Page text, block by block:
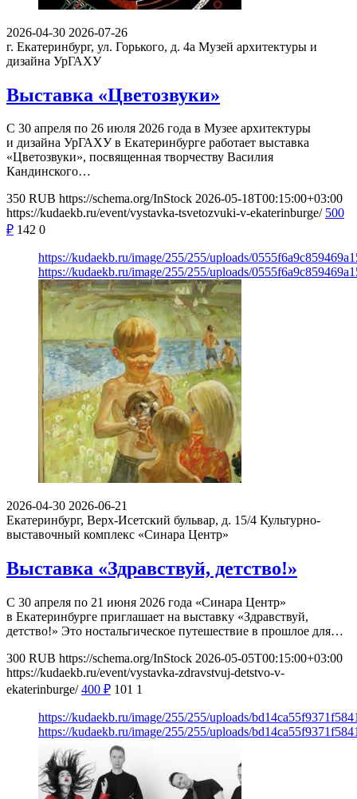
2026-04-30 2026-07-26
г. Екатеринбург, ул. Горького, д. 4а Музей архитектуры и
дизайна УрГАХУ
Выставка «Цветозвуки»
С 30 апреля по 26 июля 2026 года в Музее архитектуры
и дизайна УрГАХУ в Екатеринбурге работает выставка
«Цветозвуки», посвященная творчеству Василия
Кандинского…
350 RUB https://schema.org/InStock 2026-05-18T00:15:00+03:00
https://kudaekb.ru/event/vystavka-tsvetozvuki-v-ekaterinburge/ 500
₽ 142 0
https://kudaekb.ru/image/255/255/uploads/
https://kudaekb.ru/image/255/255/uploads/
2026-04-30 2026-06-21
Екатеринбург, Верх-Исетский бульвар, д. 15/4 Культурно-
выставочный комплекс «Синара Центр»
Выставка «Здравствуй, детство!»
С 30 апреля по 21 июня 2026 года «Синара Центр»
в Екатеринбурге приглашает на выставку «Здравствуй,
детство!» Это ностальгическое путешествие в прошлое для…
300 RUB https://schema.org/InStock 2026-05-05T00:15:00+03:00
https://kudaekb.ru/event/vystavka-zdravstvuj-detstvo-v-
ekaterinburge/ 400 ₽ 101 1
https://kudaekb.ru/image/255/255/uploads/
https://kudaekb.ru/image/255/255/uploads/